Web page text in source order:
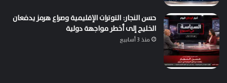
حسن النجار: التوترات الإقليمية وصراع هرمز يدفعان
الخليج إلى أخطر مواجهة دولية
منذ 3 أسابيع